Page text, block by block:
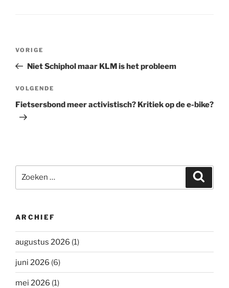
Vorig
bericht
VORIGE
Niet Schiphol maar KLM is het probleem
Volgend
bericht
VOLGENDE
Fietsersbond meer activistisch? Kritiek op de e-bike?
naar:
ARCHIEF
augustus 2026 (1)
juni 2026 (6)
mei 2026 (1)